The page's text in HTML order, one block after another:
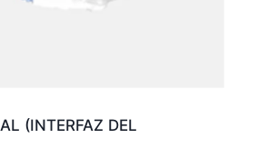
(INTERFAZ DEL